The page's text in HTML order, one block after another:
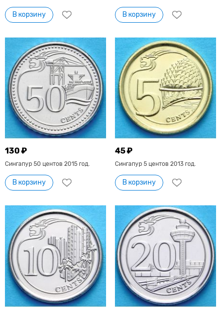
В корзину В корзину
130 ₽
Сингапур 50 центов 2015 год.
В корзину
45 ₽
Сингапур 5 центов 2013 год.
В корзину